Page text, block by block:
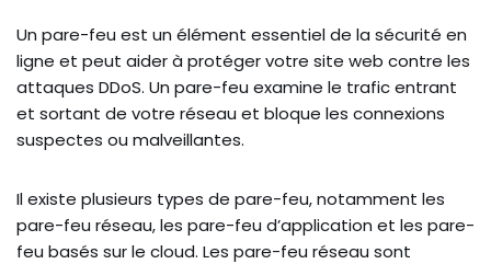
Un pare-feu est un élément essentiel de la sécurité en
ligne et peut aider à protéger votre site web contre les
attaques DDoS. Un pare-feu examine le trafic entrant
et sortant de votre réseau et bloque les connexions
suspectes ou malveillantes.
Il existe plusieurs types de pare-feu, notamment les
pare-feu réseau, les pare-feu d’application et les pare-
feu basés sur le cloud. Les pare-feu réseau sont